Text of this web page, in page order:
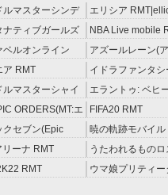
予約制）
RMT|ArcheAge
約制）
ルマスターシンデ
ールズ(モバマス)
エリシア
RMT
ナティブガールズ
NBA Live mobile
ベルオンライン
アズールレーン(
RMT
ア RMT
イドラファンタシ
ーサーガ RMT
ルマスターシャイ
ラーズ(シャニマス)
エラントゥ: ベヒ
ピリット RMT
ORDERS(MT:エ
・オーダーズ)
FIFA20 RMT
クセブン(Epic
RMT
暁の軌跡モバイル
伝説 ） RMT
リーナ RMT
うたわれるもの
ラグ(ロスフラ)
RMT
ウマ娘プリティー